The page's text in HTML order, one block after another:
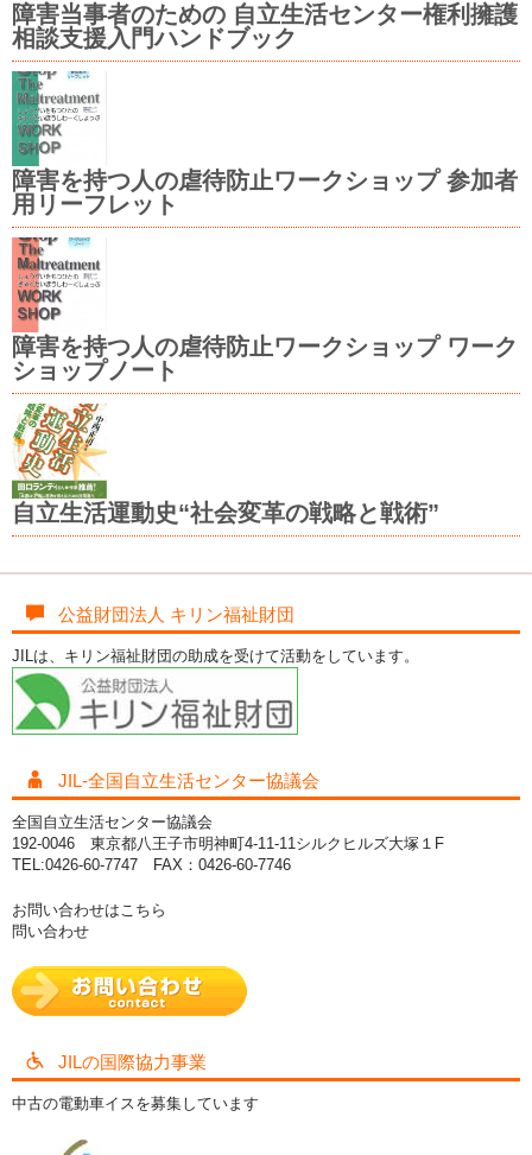
障害当事者のための 自立生活センター権利擁護
相談支援入門ハンドブック
障害を持つ人の虐待防止ワークショップ 参加者
用リーフレット
障害を持つ人の虐待防止ワークショップ ワーク
ショップノート
自立生活運動史“社会変革の戦略と戦術”
公益財団法人 キリン福祉財団
JILは、キリン福祉財団の助成を受けて活動をしています。
JIL-全国自立生活センター協議会
全国自立生活センター協議会
192-0046 東京都八王子市明神町4-11-11シルクヒルズ大塚１F
TEL:0426-60-7747 FAX：0426-60-7746
お問い合わせはこちら
問い合わせ
JILの国際協力事業
中古の電動車イスを募集しています